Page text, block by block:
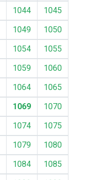
1044
1045
1049
1050
1054
1055
1059
1060
1064
1065
1069
1070
1074
1075
1079
1080
1084
1085